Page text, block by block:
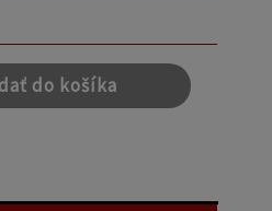
do košíka